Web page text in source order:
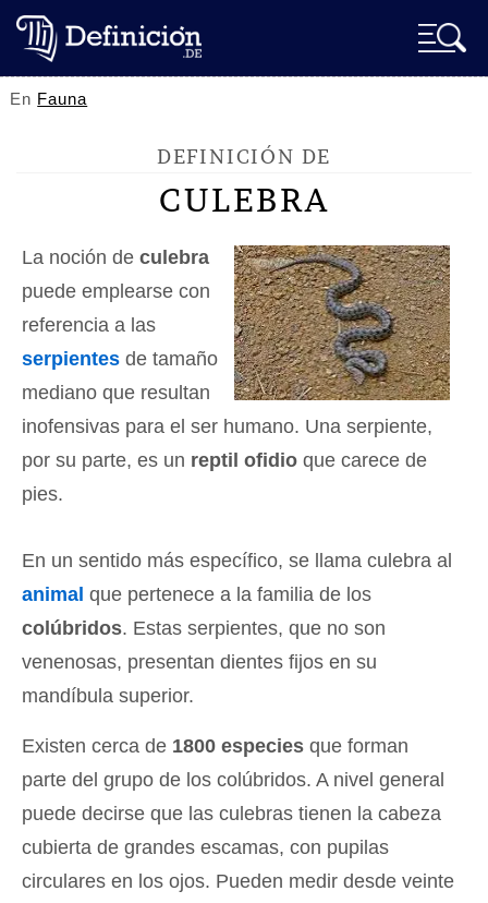
En Fauna
DEFINICIÓN DE
CULEBRA
La noción de culebra
puede emplearse con
referencia a las
serpientes de tamaño
mediano que resultan
inofensivas para el ser humano. Una serpiente,
por su parte, es un reptil ofidio que carece de
pies.
En un sentido más específico, se llama culebra al
animal que pertenece a la familia de los
colúbridos. Estas serpientes, que no son
venenosas, presentan dientes fijos en su
mandíbula superior.
Existen cerca de 1800 especies que forman
parte del grupo de los colúbridos. A nivel general
puede decirse que las culebras tienen la cabeza
cubierta de grandes escamas, con pupilas
circulares en los ojos. Pueden medir desde veinte